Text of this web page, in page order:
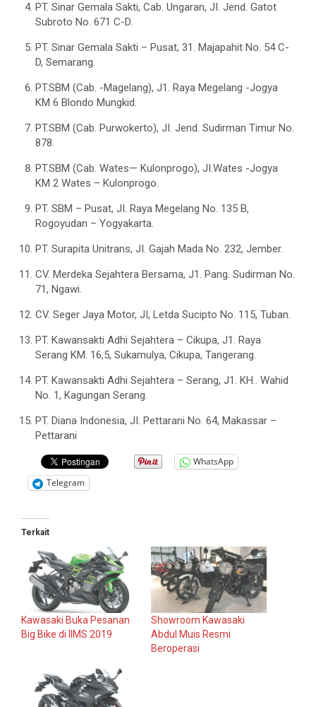
PT. Sinar Gemala Sakti, Cab. Ungaran, JI. Jend. Gatot
Subroto No. 671 C-D.
PT. Sinar Gemala Sakti – Pusat, 31. Majapahit No. 54 C-
D, Semarang.
PT.SBM (Cab. -Magelang), J1. Raya Megelang -Jogya
KM 6 Blondo Mungkid.
PT.SBM (Cab. Purwokerto), JI. Jend. Sudirman Timur No.
878.
PT.SBM (Cab. Wates— Kulonprogo), JI.Wates -Jogya
KM 2 Wates – Kulonprogo.
PT. SBM – Pusat, JI. Raya Megelang No. 135 B,
Rogoyudan – Yogyakarta.
PT. Surapita Unitrans, JI. Gajah Mada No. 232, Jember.
CV. Merdeka Sejahtera Bersama, J1. Pang. Sudirman No.
71, Ngawi.
CV. Seger Jaya Motor, JI, Letda Sucipto No. 115, Tuban.
PT. Kawansakti Adhi Sejahtera – Cikupa, J1. Raya
Serang KM. 16,5, Sukamulya, Cikupa, Tangerang.
PT. Kawansakti Adhi Sejahtera – Serang, J1. KH.. Wahid
No. 1, Kagungan Serang.
PT. Diana Indonesia, JI. Pettarani No. 64, Makassar –
Pettarani
WhatsApp
Telegram
Terkait
Kawasaki Buka Pesanan
Big Bike di IIMS 2019
Showroom Kawasaki
Abdul Muis Resmi
Beroperasi